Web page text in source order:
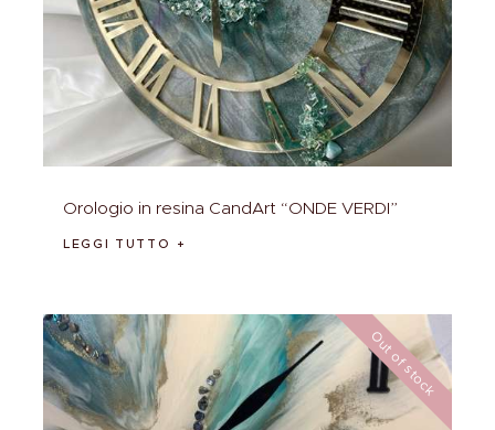
Orologio in resina CandArt “ONDE VERDI”
LEGGI TUTTO
Out of stock